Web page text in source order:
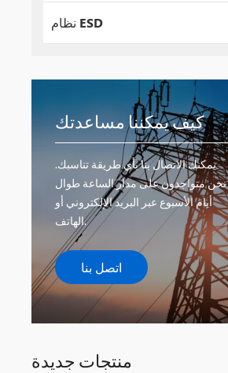
نظام ESD
كيف يمكننا مساعدتك
يمكنك الاتصال بنا بأي طريقة تناسبك.
نحن متواجدون على مدار الساعة طوال
أيام الأسبوع عبر البريد الإلكتروني أو
الهاتف.
اتصل بنا
منتجات جديدة